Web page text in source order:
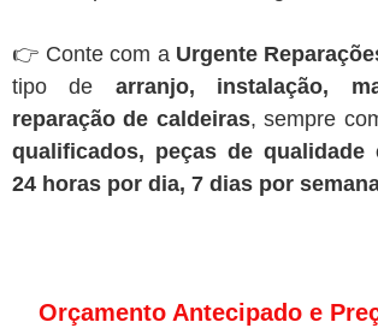
👉 Conte com a Urgente
tipo de arranjo, instalação,
reparação de caldeiras, sempre
qualificados, peças de qualidade
24 horas por dia, 7 dias por
Orçamento Antecipado e